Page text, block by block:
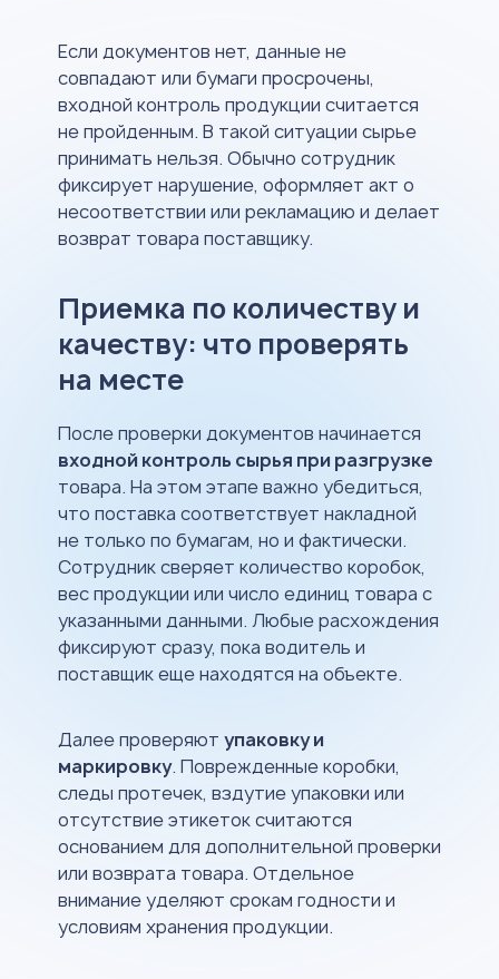
Если документов нет, данные не
совпадают или бумаги просрочены,
входной контроль продукции считается
не пройденным. В такой ситуации сырье
принимать нельзя. Обычно сотрудник
фиксирует нарушение, оформляет акт о
несоответствии или рекламацию и делает
возврат товара поставщику.
Приемка по количеству и
качеству: что проверять
на месте
После проверки документов начинается
входной контроль сырья при разгрузке
товара. На этом этапе важно убедиться,
что поставка соответствует накладной
не только по бумагам, но и фактически.
Сотрудник сверяет количество коробок,
вес продукции или число единиц товара с
указанными данными. Любые расхождения
фиксируют сразу, пока водитель и
поставщик еще находятся на объекте.
Далее проверяют упаковку и
маркировку. Поврежденные коробки,
следы протечек, вздутие упаковки или
отсутствие этикеток считаются
основанием для дополнительной проверки
или возврата товара. Отдельное
внимание уделяют срокам годности и
условиям хранения продукции.